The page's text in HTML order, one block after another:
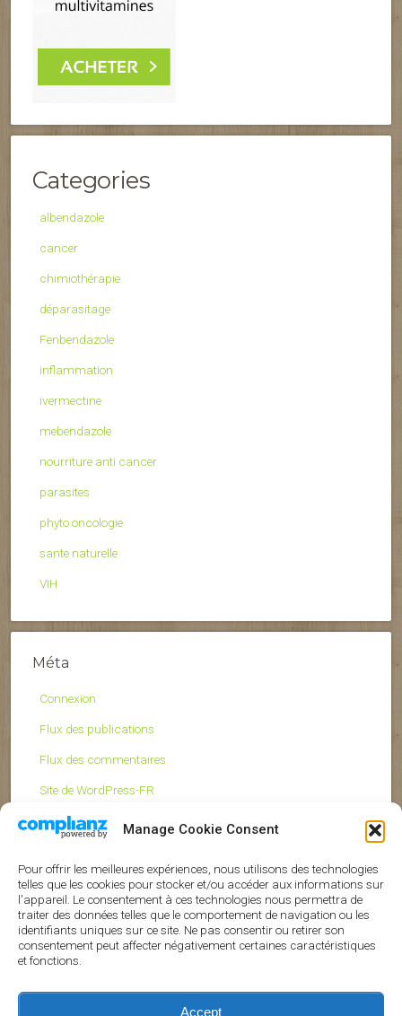
Manage Cookie Consent
Pour offrir les meilleures expériences, nous utilisons des technologies
telles que les cookies pour stocker et/ou accéder aux informations sur
l'appareil. Le consentement à ces technologies nous permettra de
traiter des données telles que le comportement de navigation ou les
identifiants uniques sur ce site. Ne pas consentir ou retirer son
consentement peut affecter négativement certaines caractéristiques
et fonctions.
Accept
Categories
albendazole
cancer
chimiothérapie
déparasitage
Fenbendazole
inflammation
ivermectine
mebendazole
nourriture anti cancer
parasites
phyto oncologie
sante naturelle
VIH
Méta
Connexion
Flux des publications
Flux des commentaires
Site de WordPress-FR
Nos références